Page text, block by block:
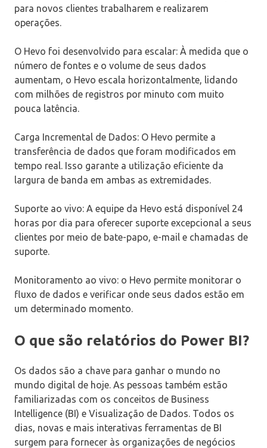
para novos clientes trabalharem e realizarem
operações.
O Hevo foi desenvolvido para escalar: À medida que o
número de fontes e o volume de seus dados
aumentam, o Hevo escala horizontalmente, lidando
com milhões de registros por minuto com muito
pouca latência.
Carga Incremental de Dados: O Hevo permite a
transferência de dados que foram modificados em
tempo real. Isso garante a utilização eficiente da
largura de banda em ambas as extremidades.
Suporte ao vivo: A equipe da Hevo está disponível 24
horas por dia para oferecer suporte excepcional a seus
clientes por meio de bate-papo, e-mail e chamadas de
suporte.
Monitoramento ao vivo: o Hevo permite monitorar o
fluxo de dados e verificar onde seus dados estão em
um determinado momento.
O que são relatórios do Power BI?
Os dados são a chave para ganhar o mundo no
mundo digital de hoje. As pessoas também estão
familiarizadas com os conceitos de Business
Intelligence (BI) e Visualização de Dados. Todos os
dias, novas e mais interativas ferramentas de BI
surgem para fornecer às organizações de negócios